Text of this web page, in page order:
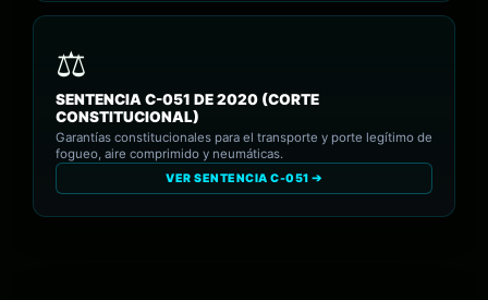
SENTENCIA C-051 DE 2020 (CORTE
CONSTITUCIONAL)
Garantías constitucionales para el transporte y porte legítimo de
fogueo, aire comprimido y neumáticas.
VER SENTENCIA C-051 ➔